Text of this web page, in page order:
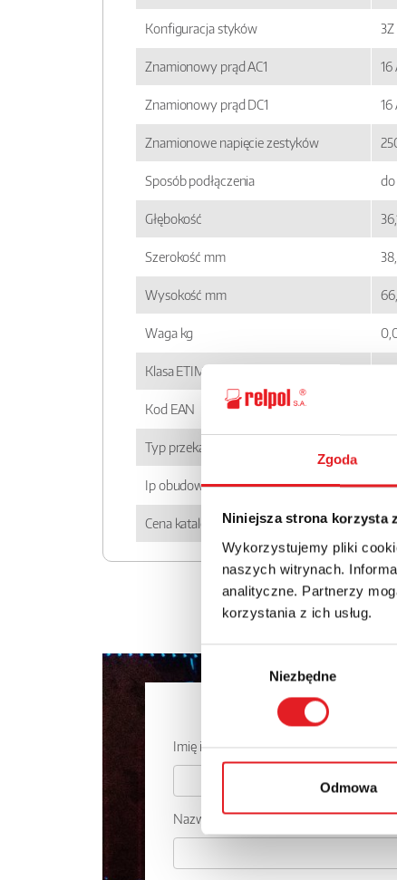
Zgoda
Niniejsza strona korzysta
Wykorzystujemy pliki
naszych witrynach.
analityczne. Partnerzy
korzystania z ich usług.
Wybór
Niezbędne
Odmowa
Konfiguracja styków
Znamionowy prąd AC1 16
Znamionowy prąd DC1 16
Znamionowe napięcie zestyków
Sposób podłączenia
Głębokość
Szerokość mm
Wysokość mm
Waga kg
Klasa ETIM
Kod EAN
Typ przekaźnika
Ip obudowy IP
Cena katalogowa
Zapytaj
Imię i nazwisko: *
Nazwa firmy: